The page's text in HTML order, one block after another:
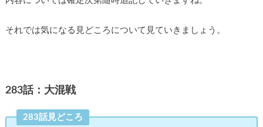
それでは気になる見どころについて見ていきましょう。
283話：大混戦
283話見どころ